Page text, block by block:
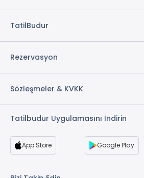
TatilBudur
Rezervasyon
Sözleşmeler & KVKK
Tatilbudur Uygulamasını İndirin
App Store Google Play